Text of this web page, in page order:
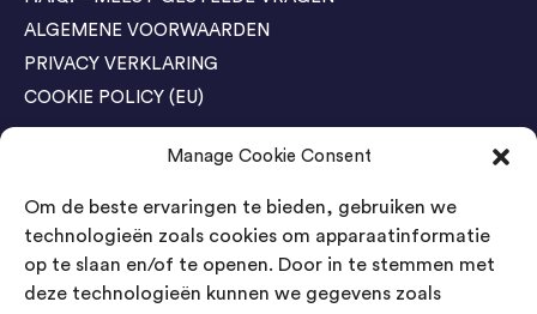
Manage Cookie Consent
Om de beste ervaringen te bieden, gebruiken we
technologieën zoals cookies om apparaatinformatie
op te slaan en/of te openen. Door in te stemmen met
deze technologieën kunnen we gegevens zoals
ALGEMENE VOORWAARDEN
PRIVACY VERKLARING
COOKIE POLICY (EU)
Agenda Trade Shows
04-05 November / SVG FAIR Winterswijk
Bestel GRATIS kaarten
Bestel GRATIS kaarten